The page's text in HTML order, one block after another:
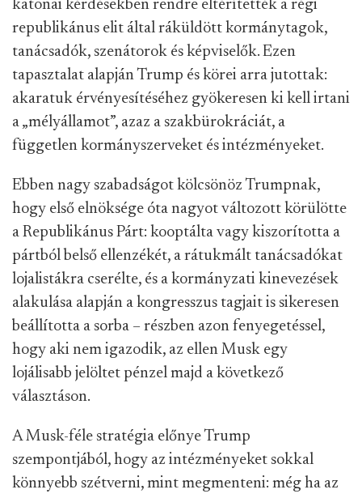
katonai kérdésekben rendre eltérítették a régi
republikánus elit által ráküldött kormánytagok,
tanácsadók, szenátorok és képviselők. Ezen
tapasztalat alapján Trump és körei arra jutottak:
akaratuk érvényesítéséhez gyökeresen ki kell irtani
a „mélyállamot”, azaz a szakbürokráciát, a
független kormányszerveket és intézményeket.
Ebben nagy szabadságot kölcsönöz Trumpnak,
hogy első elnöksége óta nagyot változott körülötte
a Republikánus Párt: kooptálta vagy kiszorította a
pártból belső ellenzékét, a rátukmált tanácsadókat
lojalistákra cserélte, és a kormányzati kinevezések
alakulása alapján a kongresszus tagjait is sikeresen
beállította a sorba – részben azon fenyegetéssel,
hogy aki nem igazodik, az ellen Musk egy
lojálisabb jelöltet pénzel majd a következő
választáson.
A Musk-féle stratégia előnye Trump
szempontjából, hogy az intézményeket sokkal
könnyebb szétverni, mint megmenteni: még ha az